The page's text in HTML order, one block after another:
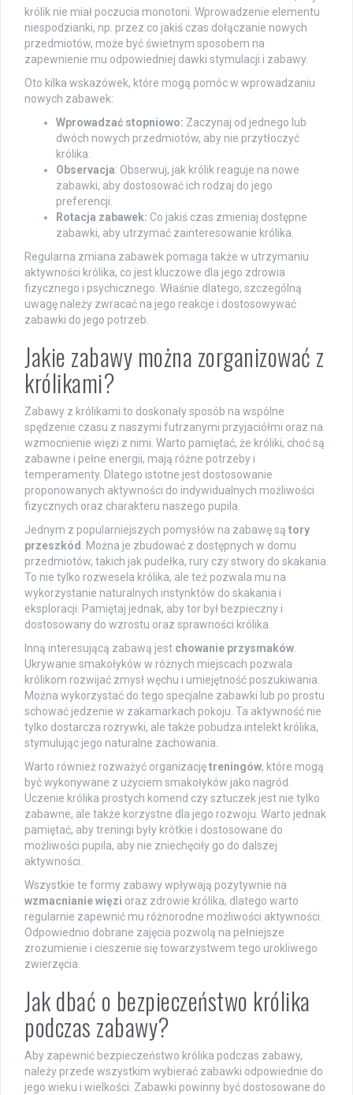
królik nie miał poczucia monotoni. Wprowadzenie elementu
niespodzianki, np. przez co jakiś czas dołączanie nowych
przedmiotów, może być świetnym sposobem na
zapewnienie mu odpowiedniej dawki stymulacji i zabawy.
Oto kilka wskazówek, które mogą pomóc w wprowadzaniu
nowych zabawek:
Wprowadzać stopniowo: Zaczynaj od jednego lub
dwóch nowych przedmiotów, aby nie przytłoczyć
królika.
Observacja: Obserwuj, jak królik reaguje na nowe
zabawki, aby dostosować ich rodzaj do jego
preferencji.
Rotacja zabawek: Co jakiś czas zmieniaj dostępne
zabawki, aby utrzymać zainteresowanie królika.
Regularna zmiana zabawek pomaga także w utrzymaniu
aktywności królika, co jest kluczowe dla jego zdrowia
fizycznego i psychicznego. Właśnie dlatego, szczególną
uwagę należy zwracać na jego reakcje i dostosowywać
zabawki do jego potrzeb.
Jakie zabawy można zorganizować z
królikami?
Zabawy z królikami to doskonały sposób na wspólne
spędzenie czasu z naszymi futrzanymi przyjaciółmi oraz na
wzmocnienie więzi z nimi. Warto pamiętać, że króliki, choć są
zabawne i pełne energii, mają różne potrzeby i
temperamenty. Dlatego istotne jest dostosowanie
proponowanych aktywności do indywidualnych możliwości
fizycznych oraz charakteru naszego pupila.
Jednym z popularniejszych pomysłów na zabawę są tory
przeszkód
. Można je zbudować z dostępnych w domu
przedmiotów, takich jak pudełka, rury czy stwory do skakania.
To nie tylko rozwesela królika, ale też pozwala mu na
wykorzystanie naturalnych instynktów do skakania i
eksploracji. Pamiętaj jednak, aby tor był bezpieczny i
dostosowany do wzrostu oraz sprawności królika.
Inną interesującą zabawą jest chowanie przysmaków
Ukrywanie smakołyków w różnych miejscach pozwala
królikom rozwijać zmysł węchu i umiejętność poszukiwania.
Można wykorzystać do tego specjalne zabawki lub po prostu
schować jedzenie w zakamarkach pokoju. Ta aktywność nie
tylko dostarcza rozrywki, ale także pobudza intelekt królika,
stymulując jego naturalne zachowania.
Warto również rozważyć organizacjętreningów, które mogą
być wykonywane z użyciem smakołyków jako nagród.
Uczenie królika prostych komend czy sztuczek jest nie tylko
zabawne, ale także korzystne dla jego rozwoju. Warto jednak
pamiętać, aby treningi były krótkie i dostosowane do
możliwości pupila, aby nie zniechęciły go do dalszej
aktywności.
Wszystkie te formy zabawy wpływają pozytywnie na
wzmacnianie więzi oraz zdrowie królika, dlatego warto
regularnie zapewnić mu różnorodne możliwości aktywności.
Odpowiednio dobrane zajęcia pozwolą na pełniejsze
zrozumienie i cieszenie się towarzystwem tego urokliwego
zwierzęcia.
Jak dbać o bezpieczeństwo królika
podczas zabawy?
Aby zapewnić bezpieczeństwo królika podczas zabawy,
należy przede wszystkim wybierać zabawki odpowiednie do
jego wieku i wielkości. Zabawki powinny być dostosowane do